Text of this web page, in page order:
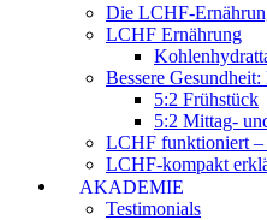
Die LCHF-
LCHF Ernährung
Bessere
5:2 Frühstück
5:2 Mittag-
LCHF funktioniert –
LCHF-kompakt
AKADEMIE
Testimonials